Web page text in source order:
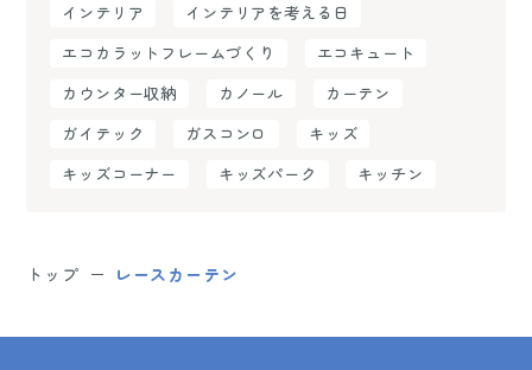
インテリア
インテリアを考える日
エコカラットフレームづくり
エコキュート
カウンター収納
カノール
カーテン
ガイテック
ガスコンロ
キッズ
キッズコーナー
キッズパーク キッチン
トップ レースカーテン